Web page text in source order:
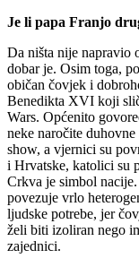
Je li papa Franjo
Da ništa nije napravio
dobar je. Osim toga,
običan čovjek i
Benedikta XVI koji
Wars. Općenito
neke naročite
show, a vjernici su
i Hrvatske, katolici su
Crkva je simbol
povezuje vrlo
ljudske potrebe, jer
želi biti izoliran nego
zajednici.